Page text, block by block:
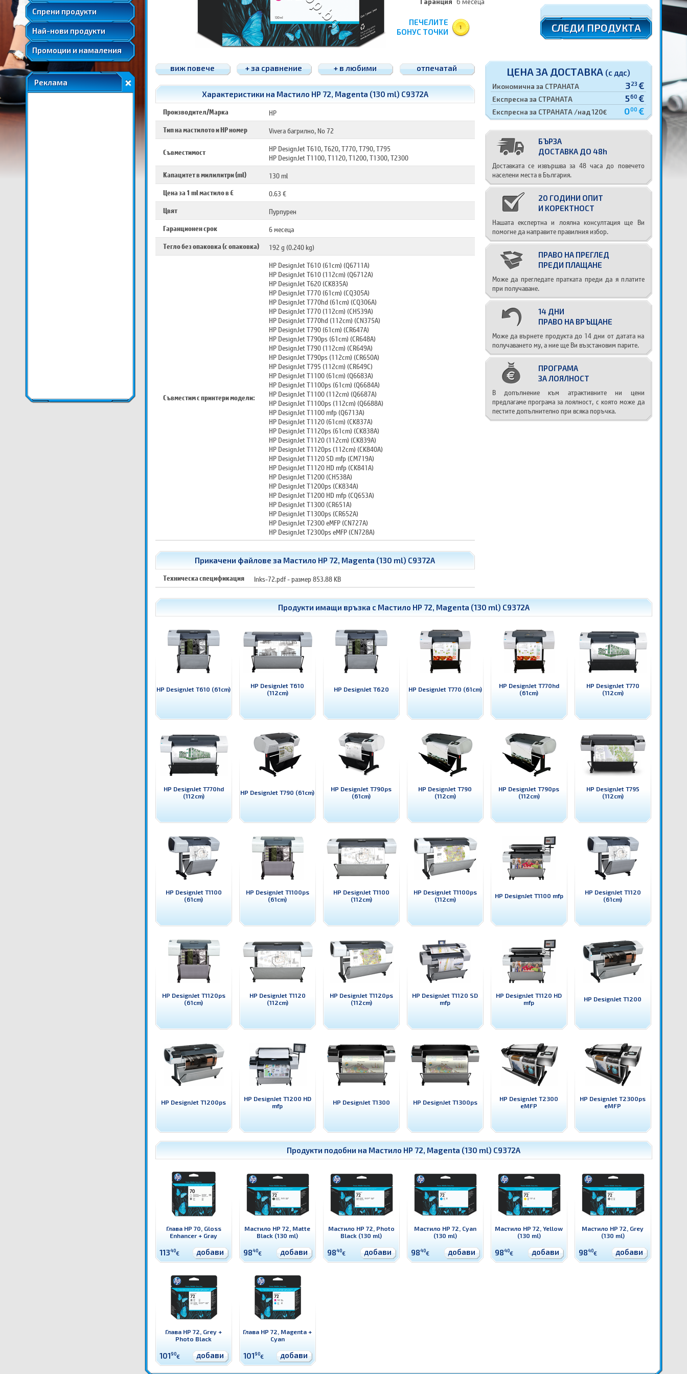
Спрени продукти
Удължени и допълнителни гаранции
Най-нови продукти
Промоции и намаления
Реклама
ПЕЧЕЛИТЕ
БОНУС ТОЧКИ
1 СЛЕДИ ПРОДУКТА
ЦЕНА ЗА ДОСТАВКА (с ддс)
Икономична за СТРАНАТА 323 €
Експресна за СТРАНАТА 560 €
Експресна за СТРАНАТА /над 120€ 000 €
БЪРЗА
ДОСТАВКА ДО 48h
Доставката се извършва за 48 часа до повечето
населени места в България.
20 ГОДИНИ ОПИТ
И КОРЕКТНОСТ
Нашата експертна и лоялна консултация ще Ви
помогне да направите правилния избор.
ПРАВО НА ПРЕГЛЕД
ПРЕДИ ПЛАЩАНЕ
Може да прегледате пратката преди да я платите
при получаване.
14 ДНИ
ПРАВО НА ВРЪЩАНЕ
Може да върнете продукта до 14 дни от датата на
получаването му, а ние ще Ви възстановим парите.
ПРОГРАМА
ЗА ЛОЯЛНОСТ
В допълнение към атрактивните ни цени
предлагаме програма за лоялност, с която може да
пестите допълнително при всяка поръчка.
виж повече + за сравнение + в любими отпечатай
Характеристики на Мастило HP 72, Magenta (130 ml) C9372A
Производител/Марка
HP
Тип на мастилото и HP номер
Vivera багрилно, No 72
Съвместимост
HP DesignJet T610, T620, T770, T790, T795
HP DesignJet T1100, T1120, T1200, T1300, T2300
Капацитет в милилитри (ml)
130 ml
Цена за 1 ml мастило в €
0.63 €
Цвят
Пурпурен
Гаранционен срок
6 месеца
Тегло без опаковка (с опаковка)
192 g (0.240 kg)
Съвместим с принтери модели:
HP DesignJet T610 (61cm) (Q6711A)
HP DesignJet T610 (112cm) (Q6712A)
HP DesignJet T620 (CK835A)
HP DesignJet T770 (61cm) (CQ305A)
HP DesignJet T770hd (61cm) (CQ306A)
HP DesignJet T770 (112cm) (CH539A)
HP DesignJet T770hd (112cm) (CN375A)
HP DesignJet T790 (61cm) (CR647A)
HP DesignJet T790ps (61cm) (CR648A)
HP DesignJet T790 (112cm) (CR649A)
HP DesignJet T790ps (112cm) (CR650A)
HP DesignJet T795 (112cm) (CR649C)
HP DesignJet T1100 (61cm) (Q6683A)
HP DesignJet T1100ps (61cm) (Q6684A)
HP DesignJet T1100 (112cm) (Q6687A)
HP DesignJet T1100ps (112cm) (Q6688A)
HP DesignJet T1100 mfp (Q6713A)
HP DesignJet T1120 (61cm) (CK837A)
HP DesignJet T1120ps (61cm) (CK838A)
HP DesignJet T1120 (112cm) (CK839A)
HP DesignJet T1120ps (112cm) (CK840A)
HP DesignJet T1120 SD mfp (CM719A)
HP DesignJet T1120 HD mfp (CK841A)
HP DesignJet T1200 (CH538A)
HP DesignJet T1200ps (CK834A)
HP DesignJet T1200 HD mfp (CQ653A)
HP DesignJet T1300 (CR651A)
HP DesignJet T1300ps (CR652A)
HP DesignJet T2300 eMFP (CN727A)
HP DesignJet T2300ps eMFP (CN728A)
Прикачени файлове за Мастило HP 72, Magenta (130 ml) C9372A
Техническа спецификация Inks-72.pdf- размер 853.88 KB
Продукти имащи връзка с Мастило HP 72, Magenta (130 ml) C9372A
HP DesignJet T610 (61cm)
HP DesignJet T610
(112cm)
HP DesignJet T620 HP DesignJet T770 (61cm)
HP DesignJet T770hd
(61cm)
HP DesignJet T770
(112cm)
HP DesignJet T770hd
(112cm)
HP DesignJet T790 (61cm)
HP DesignJet T790ps
(61cm)
HP DesignJet T790
(112cm)
HP DesignJet T790ps
(112cm)
HP DesignJet T795
(112cm)
HP DesignJet T1100
(61cm)
HP DesignJet T1100ps
(61cm)
HP DesignJet T1100
(112cm)
HP DesignJet T1100ps
(112cm)
HP DesignJet T1100 mfp
HP DesignJet T1120
(61cm)
HP DesignJet T1120ps
(61cm)
HP DesignJet T1120
(112cm)
HP DesignJet T1120ps
(112cm)
HP DesignJet T1120 SD
mfp
HP DesignJet T1120 HD
mfp
HP DesignJet T1200
HP DesignJet T1200ps
HP DesignJet T1200 HD
mfp
HP DesignJet T1300 HP DesignJet T1300ps
HP DesignJet T2300
eMFP
HP DesignJet T2300ps
eMFP
Продукти подобни на Мастило HP 72, Magenta (130 ml) C9372A
Глава HP 70, Gloss
Enhancer + Gray
11340€ добави
Мастило HP 72, Matte
Black (130 ml)
9840€ добави
Мастило HP 72, Photo
Black (130 ml)
9840€ добави
Мастило HP 72, Cyan
(130 ml)
9840€ добави
Мастило HP 72, Yellow
(130 ml)
9840€ добави
Мастило HP 72, Grey
(130 ml)
9840€ добави
Глава HP 72, Grey +
Photo Black
10190€ добави
Глава HP 72, Magenta +
Cyan
10190€ добави